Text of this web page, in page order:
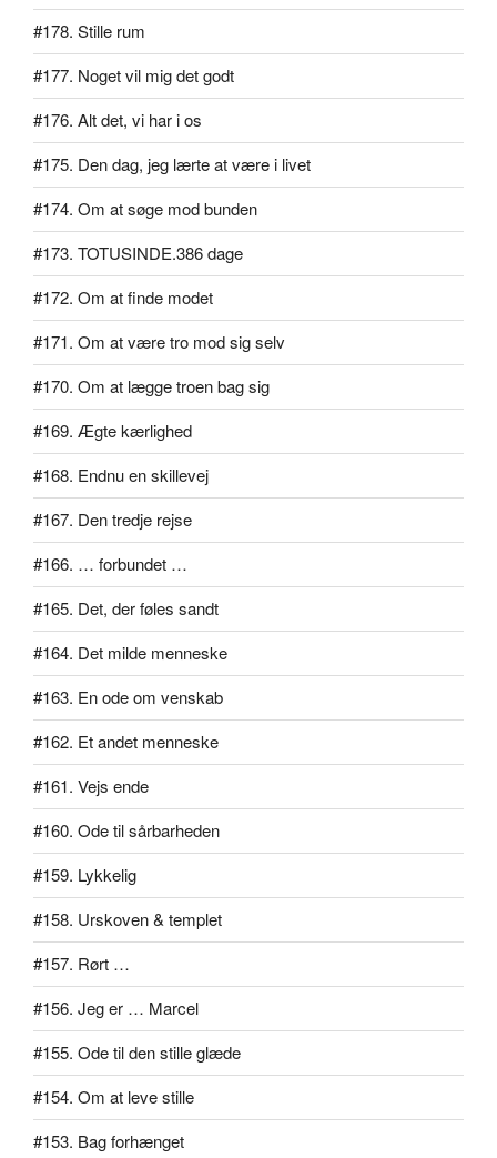
#178. Stille rum
#177. Noget vil mig det godt
#176. Alt det, vi har i os
#175. Den dag, jeg lærte at være i livet
#174. Om at søge mod bunden
#173. TOTUSINDE.386 dage
#172. Om at finde modet
#171. Om at være tro mod sig selv
#170. Om at lægge troen bag sig
#169. Ægte kærlighed
#168. Endnu en skillevej
#167. Den tredje rejse
#166. … forbundet …
#165. Det, der føles sandt
#164. Det milde menneske
#163. En ode om venskab
#162. Et andet menneske
#161. Vejs ende
#160. Ode til sårbarheden
#159. Lykkelig
#158. Urskoven & templet
#157. Rørt …
#156. Jeg er … Marcel
#155. Ode til den stille glæde
#154. Om at leve stille
#153. Bag forhænget